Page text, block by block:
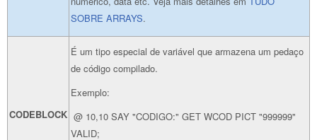
SOBRE ARRAYS.
CODEBLOCK
É um tipo especial de variável que armazena um pedaço
de código compilado.
Exemplo:
@ 10,10 SAY "CODIGO:" GET WCOD PICT "999999"
VALID;